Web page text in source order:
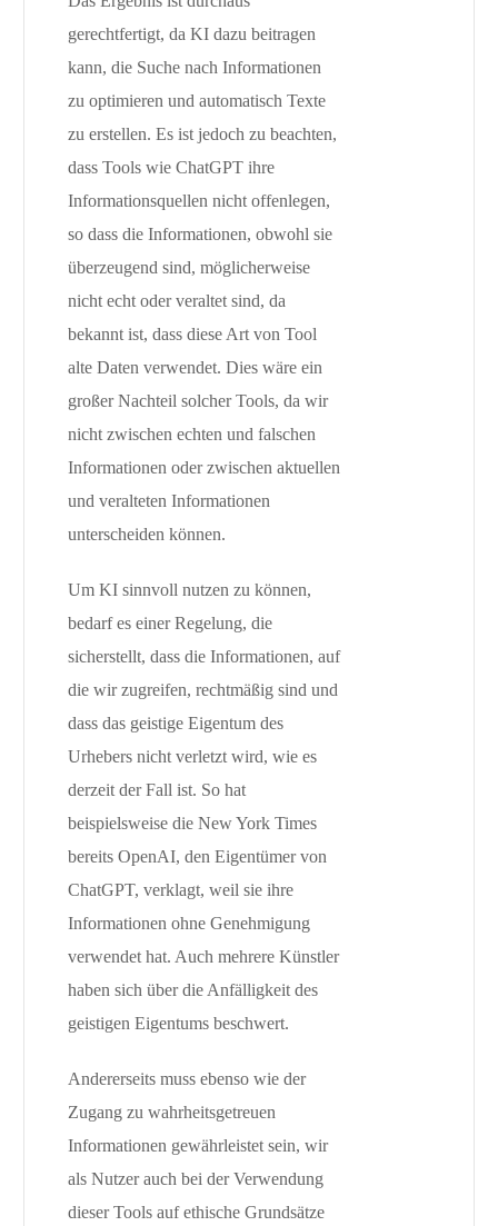
gerechtfertigt, da KI dazu beitragen
kann, die Suche nach Informationen
zu optimieren und automatisch Texte
zu erstellen. Es ist jedoch zu beachten,
dass Tools wie ChatGPT ihre
Informationsquellen nicht offenlegen,
so dass die Informationen, obwohl sie
überzeugend sind, möglicherweise
nicht echt oder veraltet sind, da
bekannt ist, dass diese Art von Tool
alte Daten verwendet. Dies wäre ein
großer Nachteil solcher Tools, da wir
nicht zwischen echten und falschen
Informationen oder zwischen aktuellen
und veralteten Informationen
unterscheiden können.
Um KI sinnvoll nutzen zu können,
bedarf es einer Regelung, die
sicherstellt, dass die Informationen, auf
die wir zugreifen, rechtmäßig sind und
dass das geistige Eigentum des
Urhebers nicht verletzt wird, wie es
derzeit der Fall ist. So hat
beispielsweise die New York Times
bereits OpenAI, den Eigentümer von
ChatGPT, verklagt, weil sie ihre
Informationen ohne Genehmigung
verwendet hat. Auch mehrere Künstler
haben sich über die Anfälligkeit des
geistigen Eigentums beschwert.
Andererseits muss ebenso wie der
Zugang zu wahrheitsgetreuen
Informationen gewährleistet sein, wir
als Nutzer auch bei der Verwendung
dieser Tools auf ethische Grundsätze